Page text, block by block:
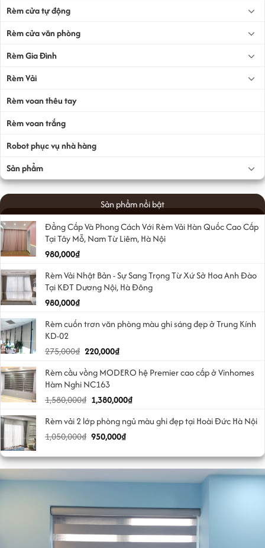
Rèm cửa tự động
Rèm cửa văn phòng
Rèm Gia Đình
Rèm Vải
Rèm voan thêu tay
Rèm voan trắng
Robot phục vụ nhà hàng
Sản phẩm
Sản phẩm nổi bật
Đẳng Cấp Và Phong Cách Với Rèm Vải Hàn Quốc Cao Cấp
Tại Tây Mỗ, Nam Từ Liêm, Hà Nội
980,000₫
Rèm Vải Nhật Bản - Sự Sang Trọng Từ Xứ Sở Hoa Anh Đào
Tại KĐT Dương Nội, Hà Đông
980,000₫
Rèm cuốn trơn văn phòng màu ghi sáng đẹp ở Trung Kính
KD-02
275,000₫ Giá
là:
275,000₫.
220,000₫Giá
tại
220,000₫.
Rèm cầu vồng MODERO hệ Premier cao cấp ở Vinhomes
Hàm Nghi NC163
1,580,000₫ Giá
là:
1,580,000₫.
1,380,000₫Giá
tại
Rèm vải 2 lớp phòng ngủ màu ghi đẹp tại Hoài Đức Hà Nội
1,050,000₫ Giá
là:
950,000₫Giá
tại
950,000₫.